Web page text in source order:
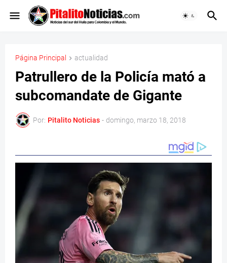
Página Principal actualidad
Patrullero de la Policía mató a
subcomandate de Gigante
Por: Pitalito Noticias - domingo, marzo 18, 2018